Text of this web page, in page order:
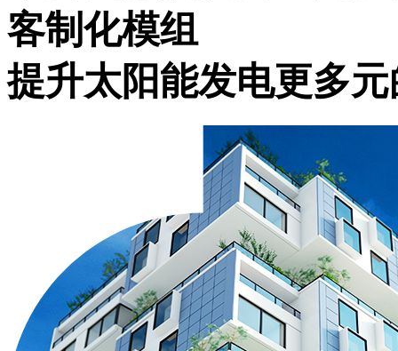
客制化模组
提升太阳能发电更多